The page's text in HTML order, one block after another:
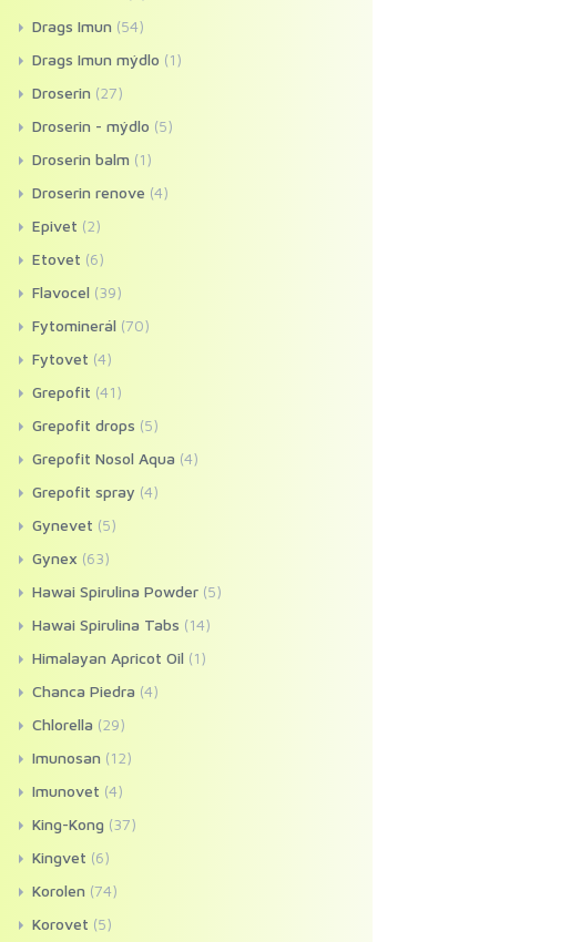
Drags Imun (54)
Drags Imun mýdlo (1)
Droserin (27)
Droserin - mýdlo (5)
Droserin balm (1)
Droserin renove (4)
Epivet (2)
Etovet (6)
Flavocel (39)
Fytominerál (70)
Fytovet (4)
Grepofit (41)
Grepofit drops (5)
Grepofit Nosol Aqua (4)
Grepofit spray (4)
Gynevet (5)
Gynex (63)
Hawai Spirulina Powder (5)
Hawai Spirulina Tabs (14)
Himalayan Apricot Oil (1)
Chanca Piedra (4)
Chlorella (29)
Imunosan (12)
Imunovet (4)
King-Kong (37)
Kingvet (6)
Korolen (74)
Korovet (5)